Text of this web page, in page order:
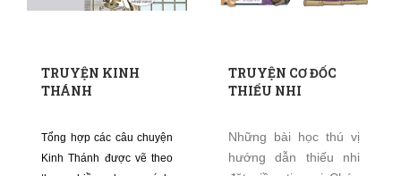
TRUYỆN KINH
THÁNH
Tổng hợp các câu chuyện
Kinh Thánh được vẽ theo
TRUYỆN CƠ ĐỐC
THIẾU NHI
Những bài học thú vị
hướng dẫn thiếu nhi